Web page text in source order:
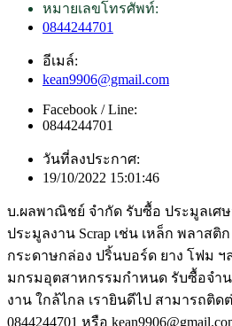
หมายเลขโทรศัพท์:
0844244701
อีเมล์:
kean9906@gmail.com
Facebook / Line:
0844244701
วันที่ลงประกาศ:
19/10/2022 15:01:46
บ.ผลพาณิชย์ จำกัด รับซื้อ ประมูลเศ
ประมูลงาน Scrap เช่น เหล็ก พลาสติ
กระดาษกล่อง ปริ้นบอร์ด ยาง โฟม
มกรมอุตสาหกรรมกำหนด รับซื้อจำ
งาน ใกล้ไกล เรายินดีไป สามารถติ
0844244701 หรือ